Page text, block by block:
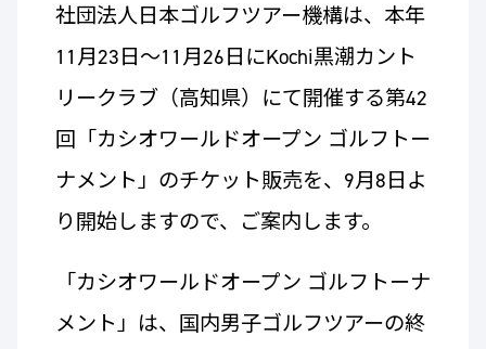
社団法人日本ゴルフツアー機構は、本年
11月23日～11月26日にKochi黒潮カント
リークラブ（高知県）にて開催する第42
回「カシオワールドオープン ゴルフトー
ナメント」のチケット販売を、9月8日よ
り開始しますので、ご案内します。
「カシオワールドオープン ゴルフトーナ
メント」は、国内男子ゴルフツアーの終